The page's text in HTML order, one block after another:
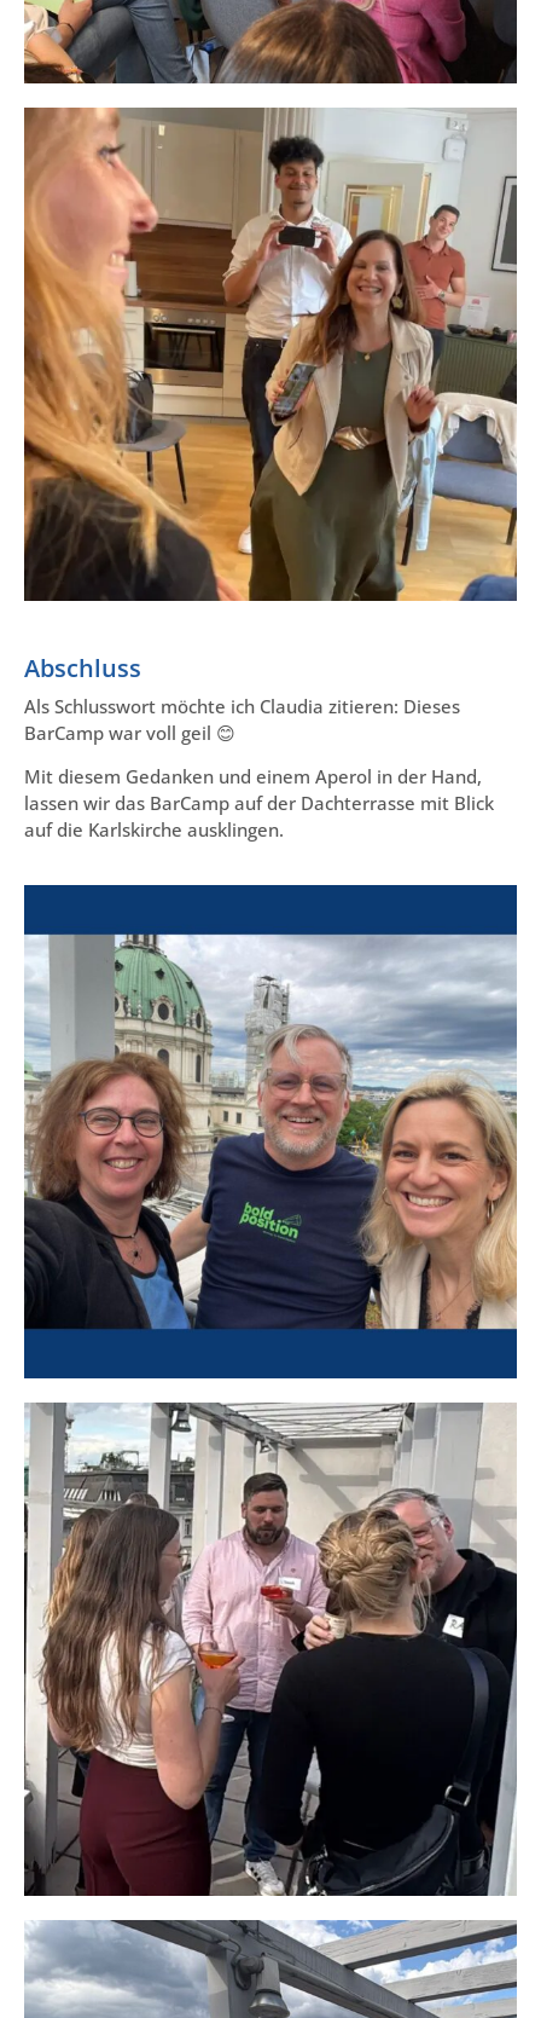
Abschluss
Als Schlusswort möchte ich Claudia zitieren: Dieses
BarCamp war voll geil 😊
Mit diesem Gedanken und einem Aperol in der Hand,
lassen wir das BarCamp auf der Dachterrasse mit Blick
auf die Karlskirche ausklingen.